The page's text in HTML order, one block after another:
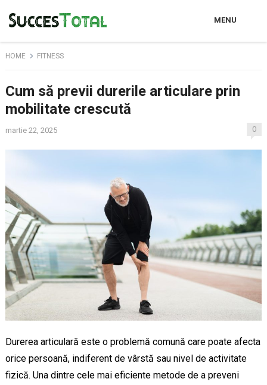
MENU
HOME FITNESS
Cum să previi durerile articulare prin
mobilitate crescută
martie 22, 2025 0
Durerea articulară este o problemă comună care poate afecta
orice persoană, indiferent de vârstă sau nivel de activitate
fizică. Una dintre cele mai eficiente metode de a preveni